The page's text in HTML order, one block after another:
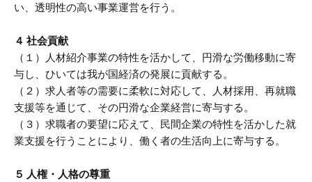
い、透明性の高い事業運営を行う。
４ 社会貢献
（１）人材紹介事業の特性を活かして、円滑な労働移動に寄
与し、ひいては我が国経済の発展に貢献する。
（２）求人者等の需要に柔軟に対応して、人材採用、再就職
支援等を通じて、その円滑な企業経営に寄与する。
（３）求職者の要望に応えて、民間企業の特性を活かした就
業支援を行うことにより、働く者の生活向上に寄与する。
５ 人権・人格の尊重